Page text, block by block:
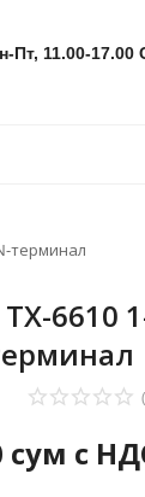
Пт, 11.00-17.00
терминал
TX-6610
сум с